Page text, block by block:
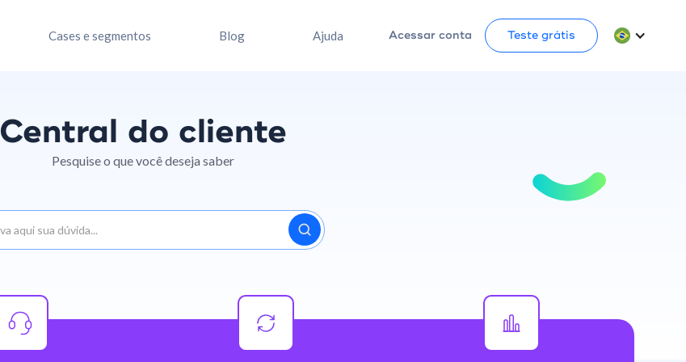
Cases e segmentos Blog Ajuda Acessar conta Teste grátis
Central do cliente
Pesquise o que você deseja saber